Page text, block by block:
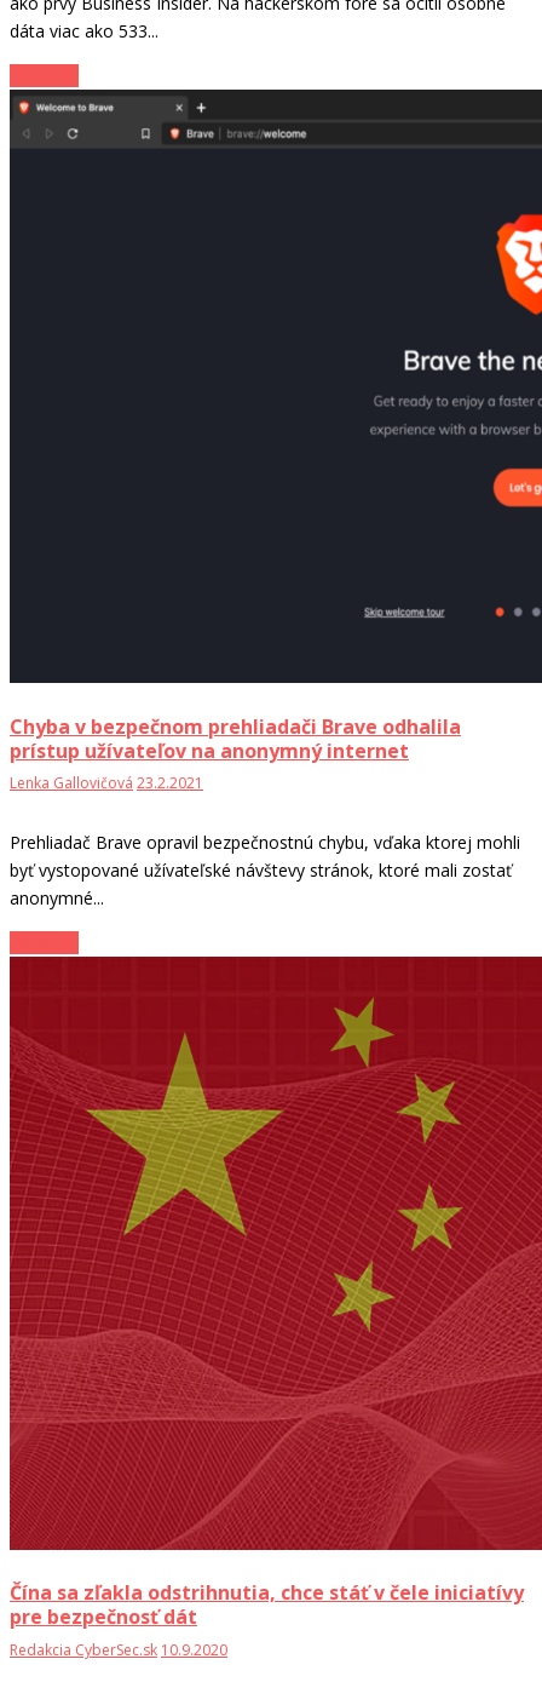
dáta viac ako 533...
Chyba v bezpečnom prehliadači Brave odhalila
prístup užívateľov na anonymný internet
Lenka Gallovičová 23.2.2021
Prehliadač Brave opravil bezpečnostnú chybu, vďaka ktorej mohli
byť vystopované užívateľské návštevy stránok, ktoré mali zostať
anonymné...
Čína sa zľakla odstrihnutia, chce stáť v čele iniciatívy
pre bezpečnosť dát
Redakcia CyberSec.sk 10.9.2020